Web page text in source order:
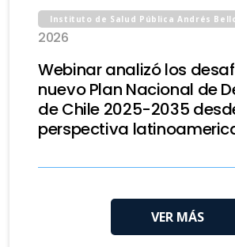
Instituto de Salud Pública Andrés
2026
Webinar analizó los
nuevo Plan Nacional de
de Chile 2025-2035
perspectiva
VER MÁS